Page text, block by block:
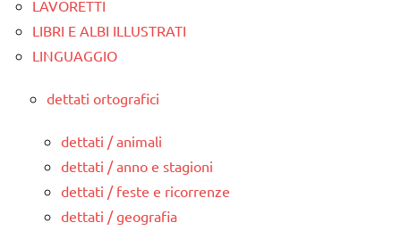
LAVORETTI
LIBRI E ALBI ILLUSTRATI
LINGUAGGIO
dettati ortografici
dettati / animali
dettati / anno e stagioni
dettati / feste e ricorrenze
dettati / geografia